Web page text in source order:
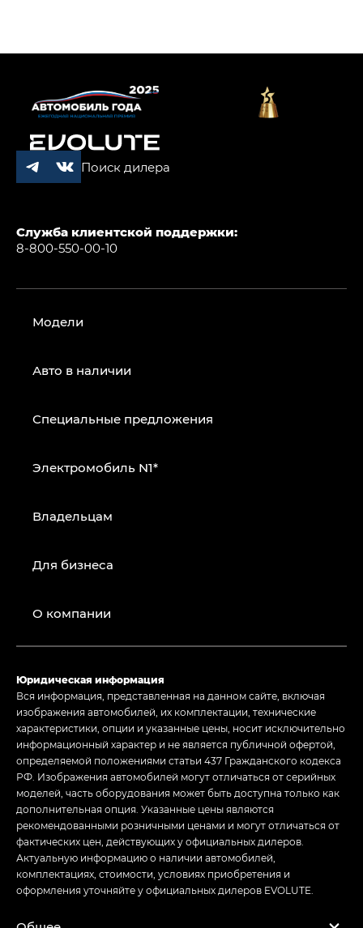
Поиск дилера
Служба клиентской поддержки:
8-800-550-00-10
Модели
Авто в наличии
Специальные предложения
Электромобиль N1*
Владельцам
Для бизнеса
О компании
Юридическая информация
Вся информация, представленная на данном сайте, включая
изображения автомобилей, их комплектации, технические
характеристики, опции и указанные цены, носит исключительно
информационный характер и не является публичной офертой,
определяемой положениями статьи 437 Гражданского кодекса
РФ. Изображения автомобилей могут отличаться от серийных
моделей, часть оборудования может быть доступна только как
дополнительная опция. Указанные цены являются
рекомендованными розничными ценами и могут отличаться от
фактических цен, действующих у официальных дилеров.
Актуальную информацию о наличии автомобилей,
комплектациях, стоимости, условиях приобретения и
оформления уточняйте у официальных дилеров EVOLUTE.